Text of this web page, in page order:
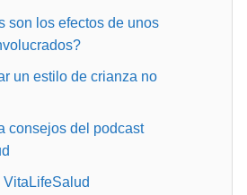
son los efectos de unos
un estilo de crianza no
consejos del podcast